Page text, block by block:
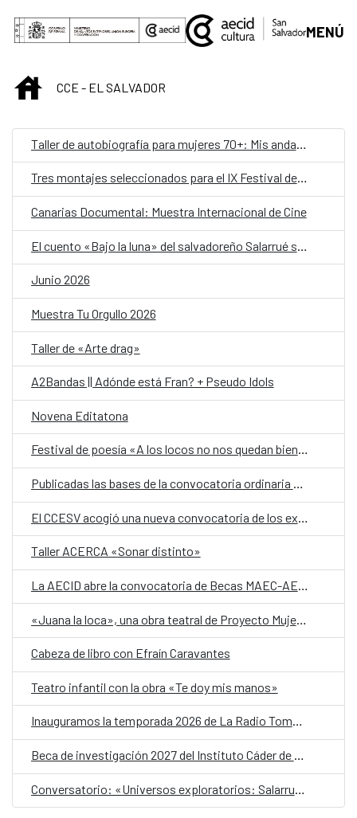
Saltar al contenido principal
MENÚ
INICIOCCE - EL SALVADOR
Tres montajes seleccionados para el IX Festival de Teatro Hispanosalvadoreño
Canarias Documental: Muestra Internacional de Cine
Junio 2026
Muestra Tu Orgullo 2026
Taller de «Arte drag»
A2Bandas || Adónde está Fran? + Pseudo Idols
Novena Editatona
Festival de poesía «A los locos no nos quedan bien los nombres» 2026
Publicadas las bases de la convocatoria ordinaria de IBERESCENA 2026-2027
Taller ACERCA «Sonar distinto»
La AECID abre la convocatoria de Becas MAEC-AECID 2026-2027
«Juana la loca», una obra teatral de Proyecto Mujeres El Salvador
Cabeza de libro con Efraín Caravantes
Teatro infantil con la obra «Te doy mis manos»
Inauguramos la temporada 2026 de La Radio Tomada
Beca de investigación 2027 del Instituto Cáder de Arte Centroamericano en Madrid